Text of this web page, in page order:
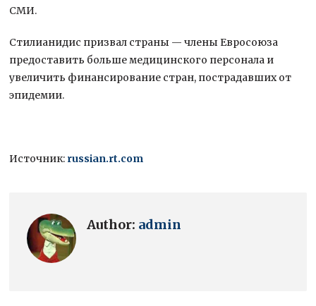
СМИ.
Стилианидис призвал страны — члены Евросоюза
предоставить больше медицинского персонала и
увеличить финансирование стран, пострадавших от
эпидемии.
Источник: russian.rt.com
Author: admin